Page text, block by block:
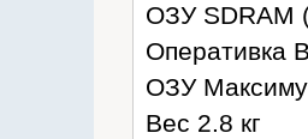
ОЗУ SDRAM
Оперативка
ОЗУ
Вес 2.8 кг